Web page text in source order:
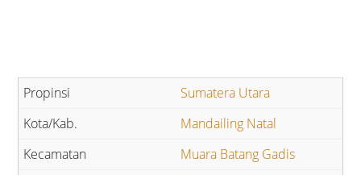
Sumatera Utara
Mandailing Natal
Muara Batang Gadis